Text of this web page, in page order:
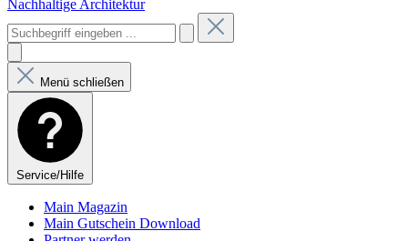
Nachhaltige Architektur
Menü schließen
Service/Hilfe
Main Magazin
Main Gutschein Download